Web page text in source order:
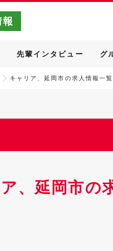
先輩インタビュー グ
キャリア、延岡市の求人情報一覧
、延岡市の